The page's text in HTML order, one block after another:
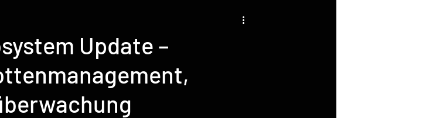
Update –